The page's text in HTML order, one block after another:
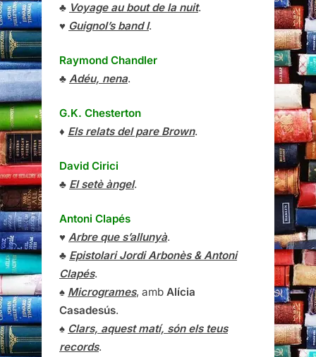
♣ Voyage au bout de la nuit.
♥ Guignol’s band I.
Raymond Chandler
♣ Adéu, nena.
G.K. Chesterton
♦ Els relats del pare Brown.
David Cirici
♣ El setè àngel.
Antoni Clapés
♥ Arbre que s’allunyà.
♣ Epistolari Jordi Arbonès & Antoni
Clapés.
♠ Microgrames, amb Alícia
Casadesús.
♠ Clars, aquest matí, són els teus
records.